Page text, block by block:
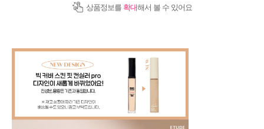
상품정보를 확대해서 볼 수 있어요